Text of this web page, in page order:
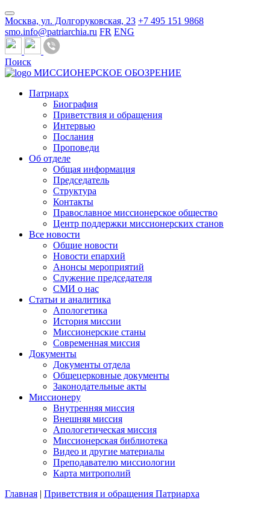
Москва, ул. Долгоруковская, 23 +7 495 151 9868
smo.info@patriarchia.ru FR ENG
Поиск
МИССИОНЕРСКОЕ ОБОЗРЕНИЕ
Патриарх
Биография
Приветствия и обращения
Интервью
Послания
Проповеди
Об отделе
Общая информация
Председатель
Структура
Контакты
Православное миссионерское общество
Центр поддержки миссионерских станов
Все новости
Общие новости
Новости епархий
Анонсы мероприятий
Служение председателя
СМИ о нас
Статьи и аналитика
Апологетика
История миссии
Миссионерские станы
Современная миссия
Документы
Документы отдела
Общецерковные документы
Законодательные акты
Миссионеру
Внутренняя миссия
Внешняя миссия
Апологетическая миссия
Миссионерская библиотека
Видео и другие материалы
Преподавателю миссиологии
Карта митрополий
Главная | Приветствия и обращения Патриарха